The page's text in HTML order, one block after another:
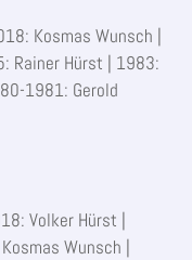
Kosmas Wunsch |
Rainer Hürst | 1983:
1981: Gerold
Volker Hürst |
Wunsch |